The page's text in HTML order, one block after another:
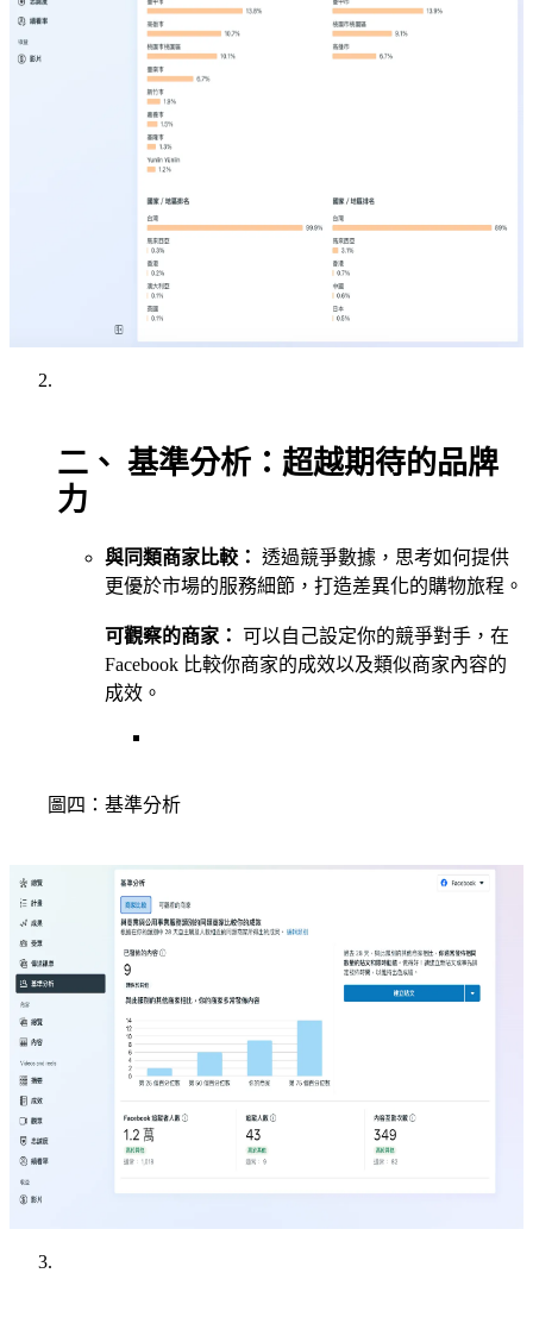
二、 基準分析：超越期待的品牌
力
與同類商家比較： 透過競爭數據，思考如何提供
更優於市場的服務細節，打造差異化的購物旅程。
可觀察的商家： 可以自己設定你的競爭對手，在
Facebook 比較你商家的成效以及類似商家內容的
成效。
圖四：基準分析